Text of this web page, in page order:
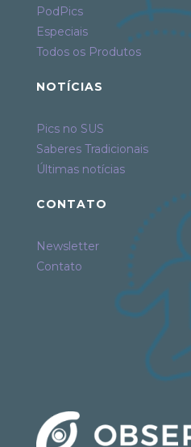
PodPics
Especiais
Todos os Produtos
NOTÍCIAS
Pics no SUS
Saberes Tradicionais
Últimas notícias
CONTATO
Newsletter
Contato